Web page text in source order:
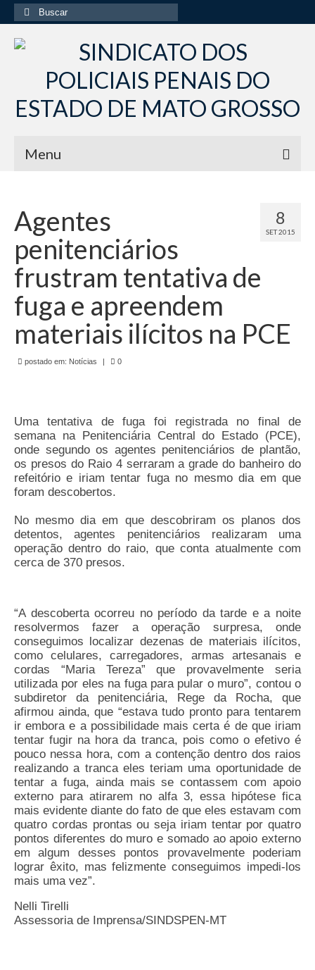
Buscar
por:
Menu
Institucional
Diretoria Sindsppen
Histórico do Sindsppen
Histórico do Sistema Penitenciário do Estado
de Mato Grosso
Serviços prestados pelo Sindicato dos
Servidores Penitenciários de Mato Grosso
Filie-se
Artigos
Esportes
Notícias
Pautas Nacionais
Convênios
Fale Conosco
Permutas Disponíveis
Área do Filiado
Regimento interno do Sindsppen
8
SET 2015
Agentes
penitenciários
frustram tentativa de
fuga e apreendem
materiais ilícitos na PCE
postado em: Notícias | 0
Uma tentativa de fuga foi registrada no final de
semana na Penitenciária Central do Estado (PCE),
onde segundo os agentes penitenciários de plantão,
os presos do Raio 4 serraram a grade do banheiro do
refeitório e iriam tentar fuga no mesmo dia em que
foram descobertos.
No mesmo dia em que descobriram os planos dos
detentos, agentes penitenciários realizaram uma
operação dentro do raio, que conta atualmente com
cerca de 370 presos.
“A descoberta ocorreu no período da tarde e a noite
resolvermos fazer a operação surpresa, onde
conseguimos localizar dezenas de materiais ilícitos,
como celulares, carregadores, armas artesanais e
cordas “Maria Tereza” que provavelmente seria
utilizada por eles na fuga para pular o muro”, contou o
subdiretor da penitenciária, Rege da Rocha, que
afirmou ainda, que “estava tudo pronto para tentarem
ir embora e a possibilidade mais certa é de que iriam
tentar fugir na hora da tranca, pois como o efetivo é
pouco nessa hora, com a contenção dentro dos raios
realizando a tranca eles teriam uma oportunidade de
tentar a fuga, ainda mais se contassem com apoio
externo para atirarem no alfa 3, essa hipótese fica
mais evidente diante do fato de que eles estavam com
quatro cordas prontas ou seja iriam tentar por quatro
pontos diferentes do muro e somado ao apoio externo
em algum desses pontos provavelmente poderiam
lograr êxito, mas felizmente conseguimos impedi-los
mais uma vez”.
Nelli Tirelli
Assessoria de Imprensa/SINDSPEN-MT